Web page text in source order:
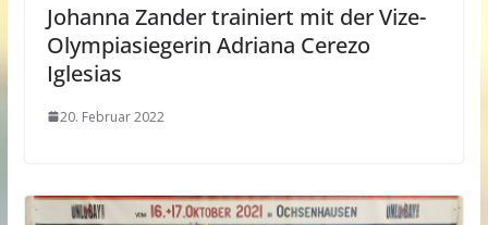
Johanna Zander trainiert mit der Vize-
Olympiasiegerin Adriana Cerezo
Iglesias
20. Februar 2022